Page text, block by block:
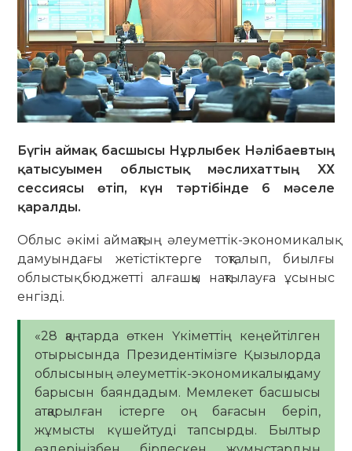
Бүгін аймақ басшысы Нұрлыбек Нәлібаевтың
қатысуымен облыстық мәслихаттың XХ
сессиясы өтіп, күн тәртібінде 6 мәселе
қаралды.
​Облыс әкімі аймақтың әлеуметтік-экономикалық
дамуындағы жетістіктерге тоқталып, биылғы
облыстық бюджетті алғашқы нақтылауға ұсыныс
енгізді.
​«28 қаңтарда өткен Үкіметтің кеңейтілген
отырысында Президентімізге Қызылорда
облысының әлеуметтік-экономикалық даму
барысын баяндадым. Мемлекет басшысы
атқарылған істерге оң бағасын беріп,
жұмысты күшейтуді тапсырды. Былтыр